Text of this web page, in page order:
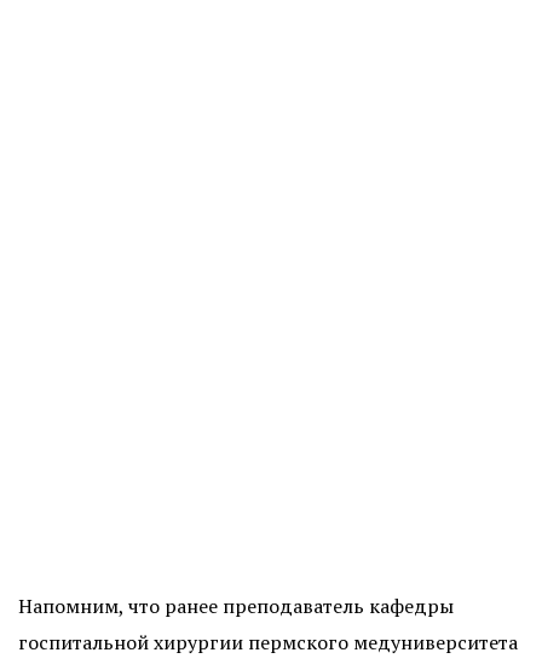
Напомним, что ранее преподаватель кафедры
госпитальной хирургии пермского медуниверситета